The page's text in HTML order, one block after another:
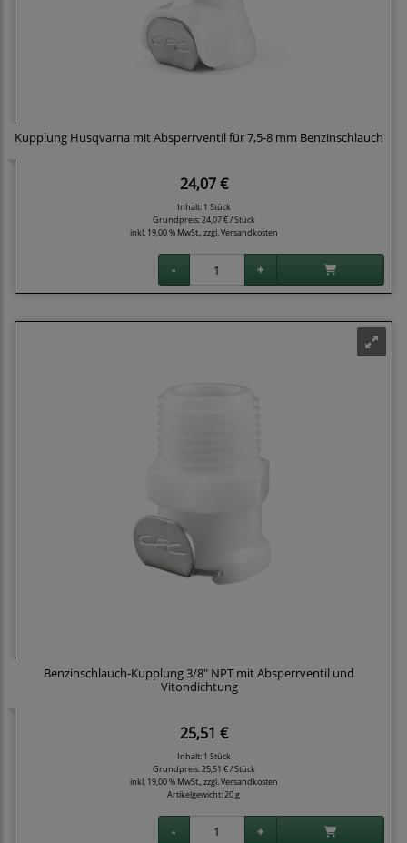
Kupplung Husqvarna mit Absperrventil für 7,5-8 mm Benzinschlauch
24,07 €
Inhalt: 1 Stück
Grundpreis:24,07 € / Stück
inkl. 19,00 % MwSt., zzgl.Versandkosten
Benzinschlauch-Kupplung 3/8" NPT mit Absperrventil und
Vitondichtung
25,51 €
Inhalt: 1 Stück
Grundpreis: 25,51 € / Stück
inkl. 19,00 % MwSt., zzgl. Versandkosten
Artikelgewicht: 20 g